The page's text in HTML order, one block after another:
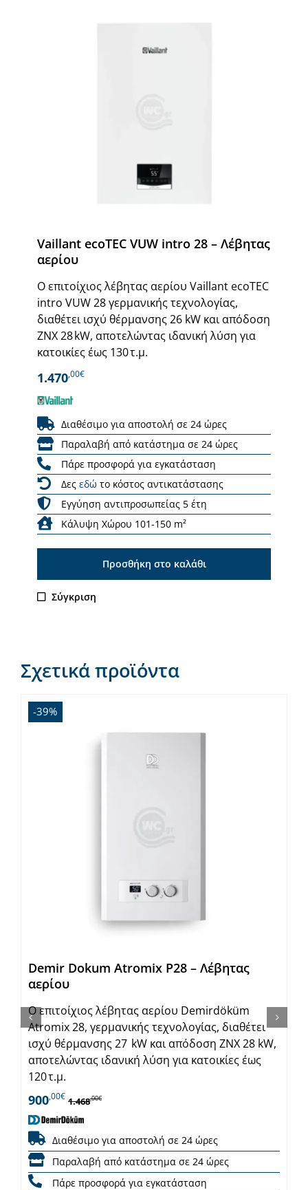
Vaillant ecoTEC VUW intro 28 – Λέβητας
αερίου
Ο επιτοίχιος λέβητας αερίου Vaillant ecoTEC
intro VUW 28 γερμανικής τεχνολογίας,
διαθέτει ισχύ θέρμανσης 26 kW και απόδοση
ΖΝΧ 28 kW, αποτελώντας ιδανική λύση για
κατοικίες έως 130 τ.μ.
1.470,00€
Διαθέσιμο για αποστολή σε 24 ώρες
Παραλαβή από κατάστημα σε 24 ώρες
Πάρε προσφορά για εγκατάσταση
Δες εδώ το κόστος αντικατάστασης
Εγγύηση αντιπροσωπείας 5 έτη
Κάλυψη Χώρου 101-150 m²
Προσθήκη στο καλάθι
Σύγκριση
Σχετικά προϊόντα
-39%
Demir Dokum Atromix P28 – Λέβητας
αερίου
Ο επιτοίχιος λέβητας αερίου Demirdöküm
Atromix 28, γερμανικής τεχνολογίας, διαθέτει
ισχύ θέρμανσης 27 kW και απόδοση ΖΝΧ 28 kW,
αποτελώντας ιδανική λύση για κατοικίες έως
120 τ.μ.
900,00€ 1.468,00€
Διαθέσιμο για αποστολή σε 24 ώρες
Παραλαβή από κατάστημα σε 24 ώρες
Πάρε προσφορά για εγκατάσταση